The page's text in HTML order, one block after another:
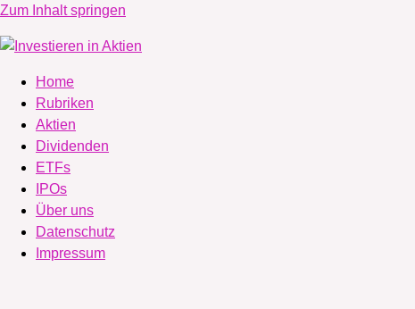
Zum Inhalt springen
Home
Rubriken
Aktien
Dividenden
ETFs
IPOs
Über uns
Datenschutz
Impressum